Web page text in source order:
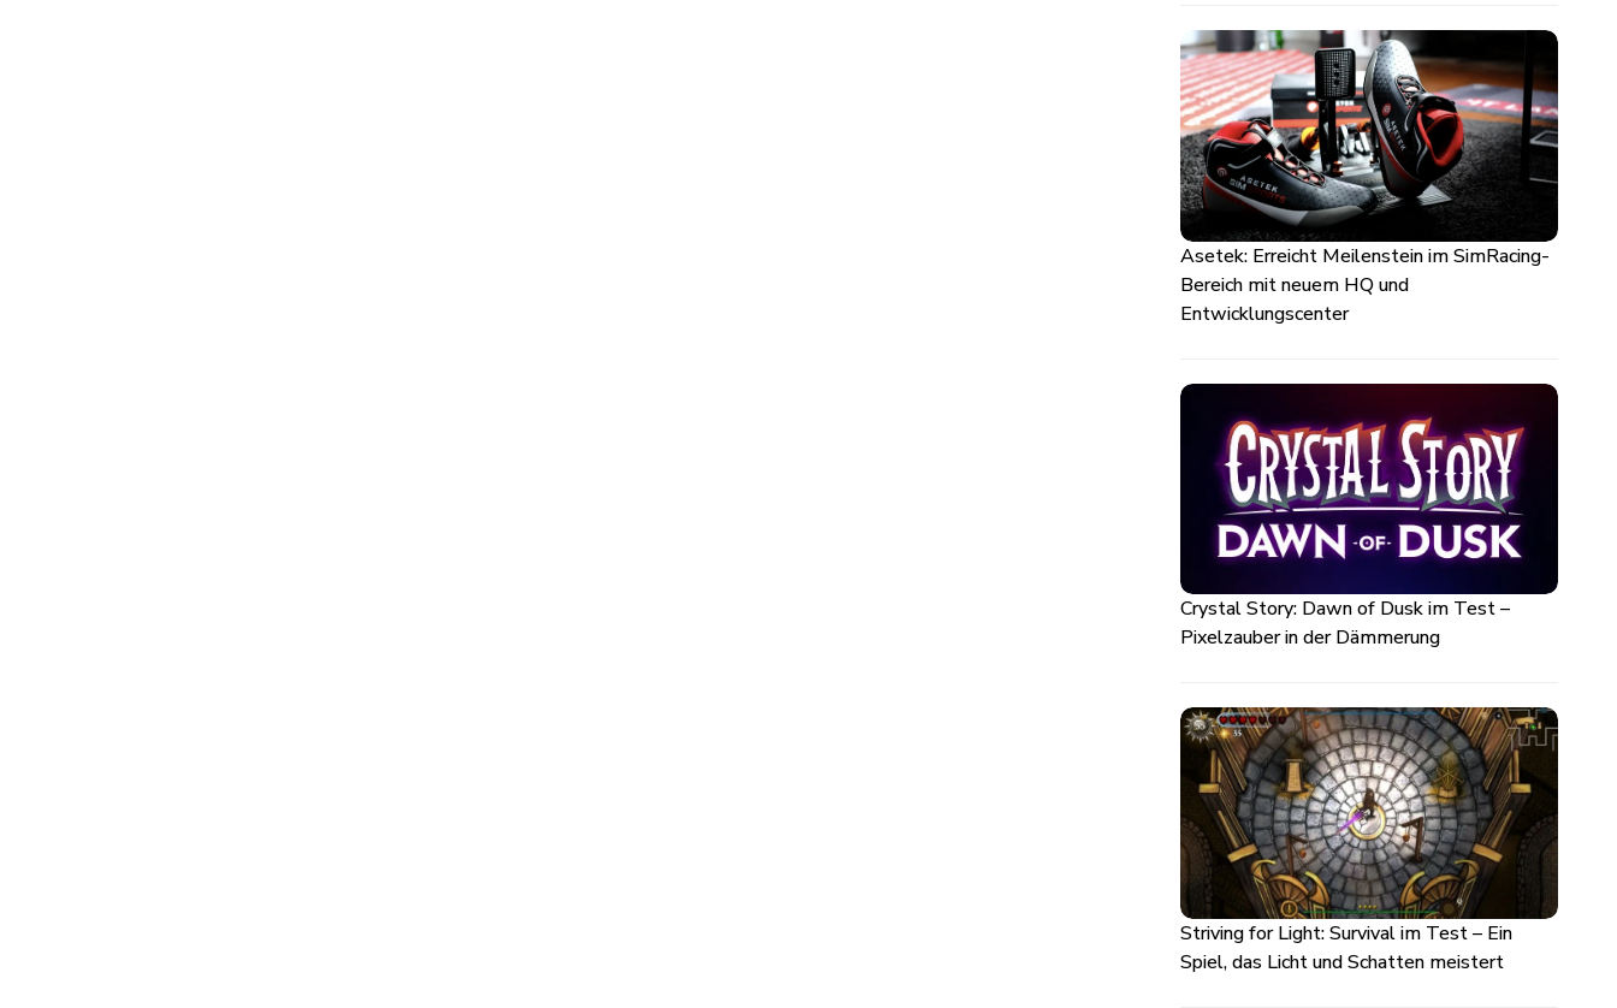
Asetek: Erreicht Meilenstein im SimRacing-
Bereich mit neuem HQ und
Entwicklungscenter
Crystal Story: Dawn of Dusk im Test –
Pixelzauber in der Dämmerung
Striving for Light: Survival im Test – Ein
Spiel, das Licht und Schatten meistert